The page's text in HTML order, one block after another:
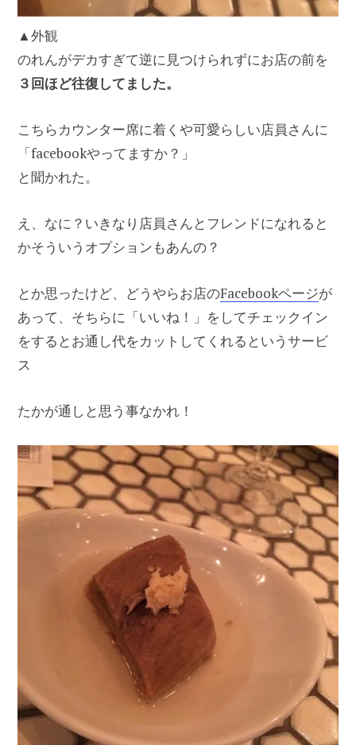
▲外観
のれんがデカすぎて逆に見つけられずにお店の前を
３回ほど往復してました。
こちらカウンター席に着くや可愛らしい店員さんに
「facebookやってますか？」
と聞かれた。
え、なに？いきなり店員さんとフレンドになれると
かそういうオプションもあんの？
とか思ったけど、どうやらお店のFacebookページが
あって、そちらに「いいね！」をしてチェックイン
をするとお通し代をカットしてくれるというサービ
ス
たかが通しと思う事なかれ！